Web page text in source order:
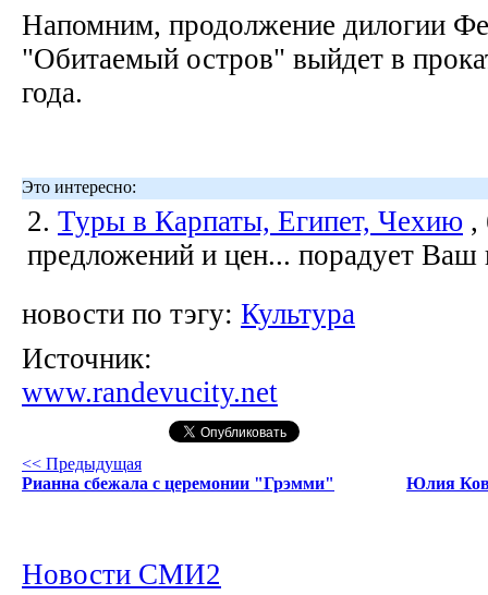
Напомним, продолжение дилогии
"Обитаемый остров" выйдет в
года.
Это интересно:
2. Туры в Карпаты, Египет, Чехию ,
предложений и цен... порадует Ваш
новости по тэгу: Культура
Источник:
www.randevucity.net
<< Предыдущая
Рианна сбежала с церемонии "Грэмми"
Юлия
Новости СМИ2